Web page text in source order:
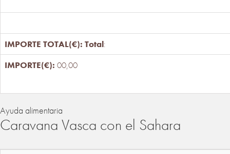
Total:
00,00
Ayuda alimentaria
Caravana Vasca con el Sahara